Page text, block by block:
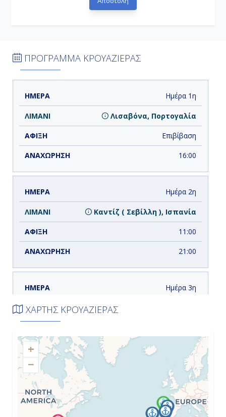
ΠΡΟΓΡΑΜΜΑ ΚΡΟΥΑΖΙΕΡΑΣ
ΗΜΕΡΑ ΑΝΑΧΩΡΗΣΗ
Ημέρα 1η
Λισαβόνα, Πορτογαλία
Επιβίβαση
16:00
Ημέρα 2η
Καντίζ ( Σεβίλλη ), Ισπανία
11:00
21:00
Ημέρα 3η
Καζαμπλάνκα, Μαρόκο
19:00
Ημέρα 4η
Εν Πλω
ΧΑΡΤΗΣ ΚΡΟΥΑΖΙΕΡΑΣ
+
−